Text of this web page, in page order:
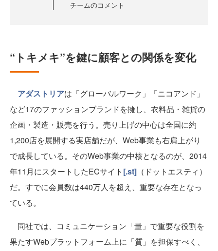
チームのコメント
“トキメキ”を鍵に顧客との関係を変化
アダストリアは「グローバルワーク」「ニコアンド」
など17のファッションブランドを擁し、衣料品・雑貨の
企画・製造・販売を行う。売り上げの中心は全国に約
1,200店を展開する実店舗だが、Web事業も右肩上がり
で成長している。そのWeb事業の中核となるのが、2014
年11月にスタートしたECサイト [.st] （ドットエスティ）
だ。すでに会員数は440万人を超え、重要な存在となっ
ている。
同社では、コミュニケーション「量」で重要な役割を
果たすWebプラットフォーム上に「質」を担保すべく、